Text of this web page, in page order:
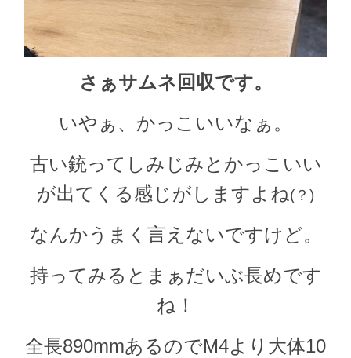
さぁサムネ回収です。
いやぁ、かっこいいなぁ。
古い銃ってしみじみとかっこいい
が出てくる感じがしますよね(？)
なんかうまく言えないですけど。
持ってみるとまぁだいぶ長めです
ね！
全長890mmあるのでM4より大体10